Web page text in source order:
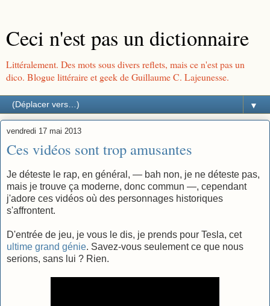
Ceci n'est pas un dictionnaire
Littéralement. Des mots sous divers reflets, mais ce n'est pas un
dico. Blogue littéraire et geek de Guillaume C. Lajeunesse.
▼
vendredi 17 mai 2013
Ces vidéos sont trop amusantes
Je déteste le rap, en général, — bah non, je ne déteste pas,
mais je trouve ça moderne, donc commun —, cependant
j'adore ces vidéos où des personnages historiques
s'affrontent.
D'entrée de jeu, je vous le dis, je prends pour Tesla, cet
ultime grand génie. Savez-vous seulement ce que nous
serions, sans lui ? Rien.